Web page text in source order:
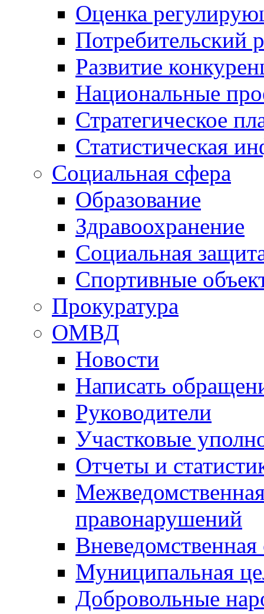
Оценка
Потребительский
Развитие
Национальные
Стратегическое
Статистическая
Социальная сфера
Образование
Здравоохранение
Социальная
Спортивные
Прокуратура
ОМВД
Новости
Написать
Руководители
Участковые
Отчеты и
правонарушений
Вневедомственная
Муниципальная
Добровольные